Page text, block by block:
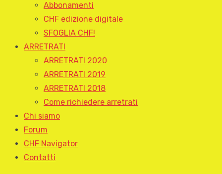
Abbonamenti
CHF edizione digitale
SFOGLIA CHF!
ARRETRATI
ARRETRATI 2020
ARRETRATI 2019
ARRETRATI 2018
Come richiedere arretrati
Chi siamo
Forum
CHF Navigator
Contatti